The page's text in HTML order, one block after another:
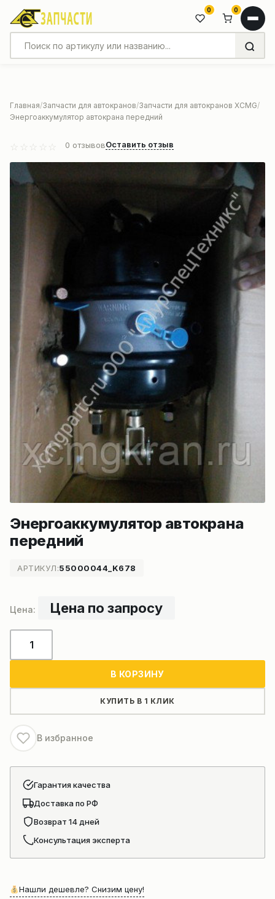
0 0
Главная Запчасти для автокранов Запчасти для автокранов XCMG
Энергоаккумулятор автокрана передний
0 отзывовОставить отзыв
Энергоаккумулятор автокрана
передний
АРТИКУЛ:55000044_K678
Цена по запросу
товара
В КОРЗИНУ
КУПИТЬ В 1 КЛИК
В избранное
Гарантия качества
Доставка по РФ
Возврат 14 дней
Консультация эксперта
Нашли дешевле? Снизим цену!